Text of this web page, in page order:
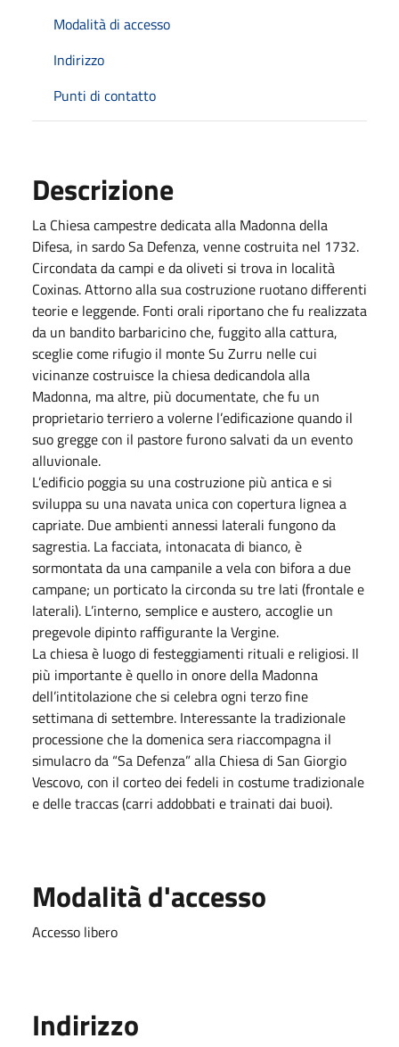
Modalità di accesso
Indirizzo
Punti di contatto
Descrizione
La Chiesa campestre dedicata alla Madonna della
Difesa, in sardo Sa Defenza, venne costruita nel 1732.
Circondata da campi e da oliveti si trova in località
Coxinas. Attorno alla sua costruzione ruotano differenti
teorie e leggende. Fonti orali riportano che fu realizzata
da un bandito barbaricino che, fuggito alla cattura,
sceglie come rifugio il monte Su Zurru nelle cui
vicinanze costruisce la chiesa dedicandola alla
Madonna, ma altre, più documentate, che fu un
proprietario terriero a volerne l’edificazione quando il
suo gregge con il pastore furono salvati da un evento
alluvionale.
L’edificio poggia su una costruzione più antica e si
sviluppa su una navata unica con copertura lignea a
capriate. Due ambienti annessi laterali fungono da
sagrestia. La facciata, intonacata di bianco, è
sormontata da una campanile a vela con bifora a due
campane; un porticato la circonda su tre lati (frontale e
laterali). L’interno, semplice e austero, accoglie un
pregevole dipinto raffigurante la Vergine.
La chiesa è luogo di festeggiamenti rituali e religiosi. Il
più importante è quello in onore della Madonna
dell’intitolazione che si celebra ogni terzo fine
settimana di settembre. Interessante la tradizionale
processione che la domenica sera riaccompagna il
simulacro da “Sa Defenza” alla Chiesa di San Giorgio
Vescovo, con il corteo dei fedeli in costume tradizionale
e delle traccas (carri addobbati e trainati dai buoi).
Modalità d'accesso
Accesso libero
Indirizzo